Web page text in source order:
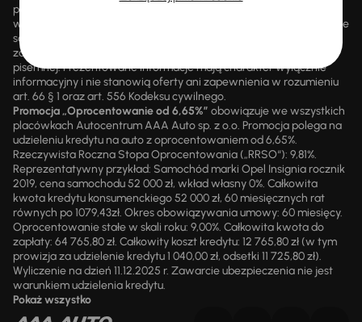
promocjami ani rabatami, ani dochodzić do niej prawa z mocą
wsteczną. Szczegółowe informacje o zasadach promocji udzielane
są przez upoważnionych pracowników AAA AUTO. AAA AUTO
zastrzega sobie prawo do zawarcia umowy wyłącznie w formie
pisemnej. Prezentowane informacje mają charakter wyłącznie
informacyjny i nie stanowią oferty ani zapewnienia w rozumieniu
art. 66 § 1 oraz art. 556 Kodeksu cywilnego.
Promocja „Oprocentowanie od 6,65%” obowiązuje we wszystkich
placówkach Autocentrum AAA Auto sp. z o.o. Promocja polega na
udzieleniu kredytu na auto z oprocentowaniem od 6,65%.
Rzeczywista Roczna Stopa Oprocentowania („RRSO“): 9,81%.
Reprezentatywny przykład: Samochód marki Opel Insignia rocznik
2019, cena samochodu 52 000 zł, wkład własny 0%. Całkowita
kwota kredytu konsumenckiego 52 000 zł, 60 miesięcznych rat
równych po 1079,43zł. Okres obowiązywania umowy: 60 miesięcy.
Oprocentowanie stałe w skali roku: 9,00%. Całkowita kwota do
zapłaty: 64 765,80 zł. Całkowity koszt kredytu: 12 765,80 zł (w tym
prowizja za udzielenie kredytu 1 040,00 zł, odsetki 11 725,80 zł).
Wyliczenie na dzień 11.12.2025 r. Zawarcie ubezpieczenia nie jest
warunkiem udzielenia kredytu.
Pokaż wszystko